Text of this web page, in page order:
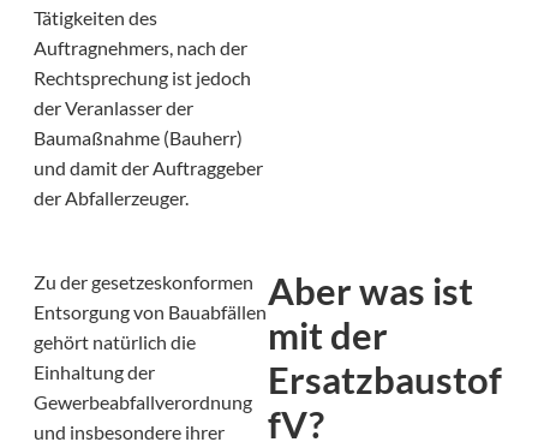
Tätigkeiten des
Auftragnehmers, nach der
Rechtsprechung ist jedoch
der Veranlasser der
Baumaßnahme (Bauherr)
und damit der Auftraggeber
der Abfallerzeuger.
Zu der gesetzeskonformen
Entsorgung von Bauabfällen
gehört natürlich die
Einhaltung der
Gewerbeabfallverordnung
und insbesondere ihrer
Aber was ist
mit der
Ersatzbaustof
fV?